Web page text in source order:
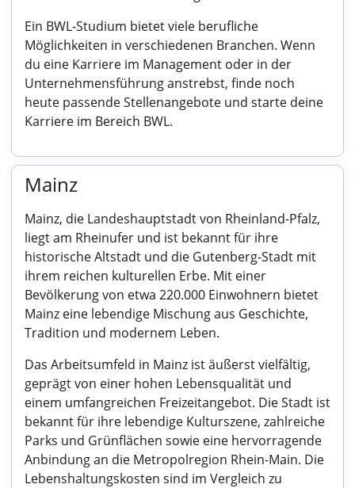
Ein BWL-Studium bietet viele berufliche
Möglichkeiten in verschiedenen Branchen. Wenn
du eine Karriere im Management oder in der
Unternehmensführung anstrebst, finde noch
heute passende Stellenangebote und starte deine
Karriere im Bereich BWL.
Mainz
Mainz, die Landeshauptstadt von Rheinland-Pfalz,
liegt am Rheinufer und ist bekannt für ihre
historische Altstadt und die Gutenberg-Stadt mit
ihrem reichen kulturellen Erbe. Mit einer
Bevölkerung von etwa 220.000 Einwohnern bietet
Mainz eine lebendige Mischung aus Geschichte,
Tradition und modernem Leben.
Das Arbeitsumfeld in Mainz ist äußerst vielfältig,
geprägt von einer hohen Lebensqualität und
einem umfangreichen Freizeitangebot. Die Stadt ist
bekannt für ihre lebendige Kulturszene, zahlreiche
Parks und Grünflächen sowie eine hervorragende
Anbindung an die Metropolregion Rhein-Main. Die
Lebenshaltungskosten sind im Vergleich zu